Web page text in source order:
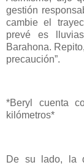
gestión
cambie el
prevé es
Barahona.
precaución”.
*Beryl cuenta
kilómetros*
De su lado, la